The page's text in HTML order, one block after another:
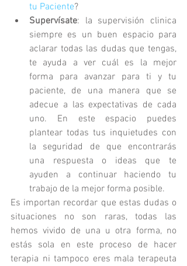
tu Paciente?
Supervísate: la supervisión clinica
siempre es un buen espacio para
aclarar todas las dudas que tengas,
te ayuda a ver cuál es la mejor
forma para avanzar para ti y tu
paciente, de una manera que se
adecue a las expectativas de cada
uno. En este espacio puedes
plantear todas tus inquietudes con
la seguridad de que encontrarás
una respuesta o ideas que te
ayuden a continuar haciendo tu
trabajo de la mejor forma posible.
Es importan recordar que estas dudas o
situaciones no son raras, todas las
hemos vivido de una u otra forma, no
estás sola en este proceso de hacer
terapia ni tampoco eres mala terapeuta